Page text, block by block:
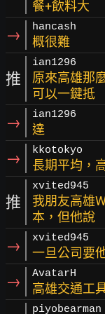
餐+飲料大
→ hancash
概很難
推
ian1296
原來高雄那
可以一鍵抵
→ ian1296
達
→ kkotokyo
長期平均，
推
xvited945
我朋友高雄
本，但他說
→ xvited945
一旦公司要
→ AvatarH
高雄交通工
piyobearman